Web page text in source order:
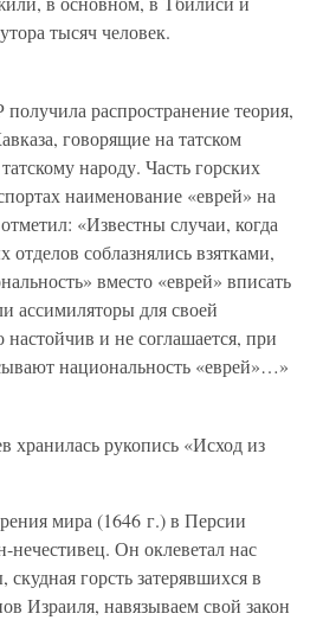
тысяч человек.
распространение теория,
говорящие на татском
народу. Часть горских
наименование «еврей» на
«Известны случаи, когда
соблазнялись взятками,
вместо «еврей» вписать
ассимиляторы для своей
и не соглашается, при
национальность «еврей»…»
хранилась рукопись «Исход из
мира (1646 г.) в Персии
нечестивец. Он оклеветал нас
горсть затерявшихся в
Израиля, навязываем свой закон